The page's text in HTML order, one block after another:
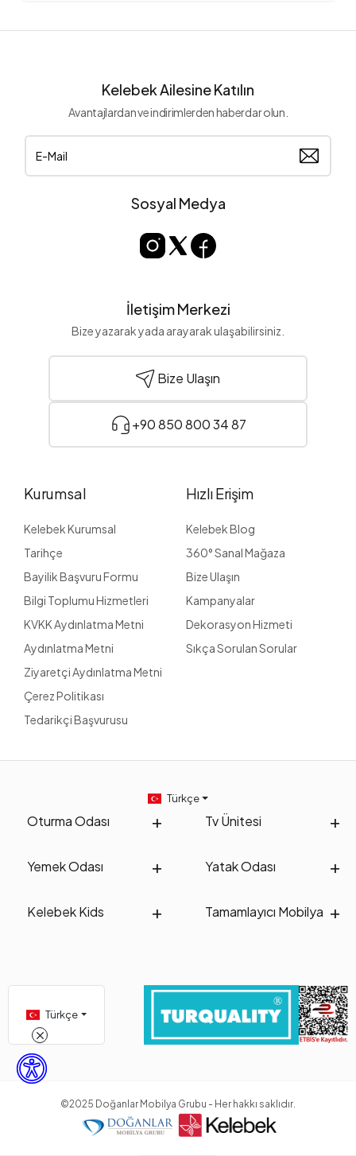
Kelebek Ailesine Katılın
Avantajlardan ve indirimlerden haberdar olun.
Sosyal Medya
İletişim Merkezi
Bize yazarak yada arayarak ulaşabilirsiniz.
Bize Ulaşın
+90 850 800 34 87
Kurumsal
Kelebek Kurumsal
Tarihçe
Bayilik Başvuru Formu
Bilgi Toplumu Hizmetleri
KVKK Aydınlatma Metni
Aydınlatma Metni
Ziyaretçi Aydınlatma Metni
Çerez Politikası
Tedarikçi Başvurusu
Hızlı Erişim
Kelebek Blog
360° Sanal Mağaza
Bize Ulaşın
Kampanyalar
Dekorasyon Hizmeti
Sıkça Sorulan Sorular
Oturma Odası Tv Ünitesi
Yemek Odası Yatak Odası
Kelebek Kids Tamamlayıcı Mobilya
Türkçe
Türkçe
©2025 Doğanlar Mobilya Grubu - Her hakkı saklıdır.